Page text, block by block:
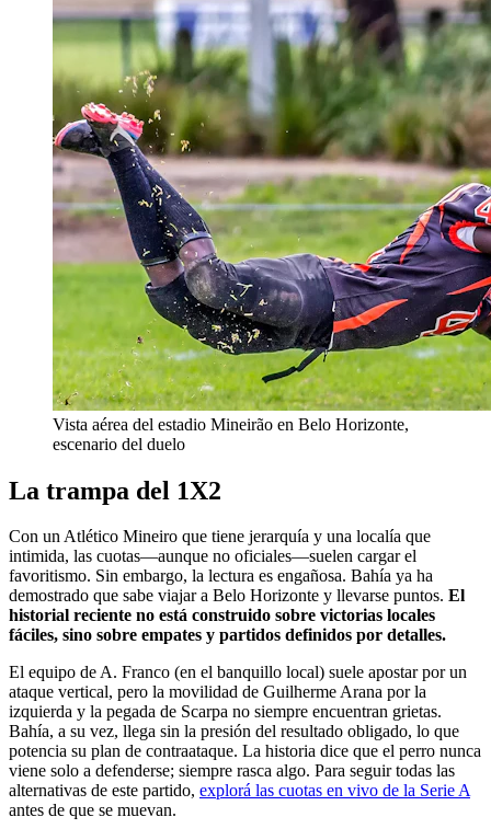
Vista aérea del estadio Mineirão en Belo Horizonte,
escenario del duelo
La trampa del 1X2
Con un Atlético Mineiro que tiene jerarquía y una localía que
intimida, las cuotas—aunque no oficiales—suelen cargar el
favoritismo. Sin embargo, la lectura es engañosa. Bahía ya ha
demostrado que sabe viajar a Belo Horizonte y llevarse puntos. El
historial reciente no está construido sobre victorias locales
fáciles, sino sobre empates y partidos definidos por detalles.
El equipo de A. Franco (en el banquillo local) suele apostar por un
ataque vertical, pero la movilidad de Guilherme Arana por la
izquierda y la pegada de Scarpa no siempre encuentran grietas.
Bahía, a su vez, llega sin la presión del resultado obligado, lo que
potencia su plan de contraataque. La historia dice que el perro nunca
viene solo a defenderse; siempre rasca algo. Para seguir todas las
alternativas de este partido, explorá las cuotas en vivo de la Serie A
antes de que se muevan.